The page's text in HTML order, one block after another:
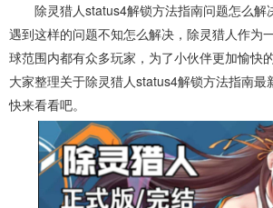
除灵猎人status4解锁方法指南问题怎么解
遇到这样的问题不知怎么解决，除灵猎人作为
球范围内都有众多玩家，为了小伙伴更加愉快
大家整理关于除灵猎人status4解锁方法指南最
快来看看吧。